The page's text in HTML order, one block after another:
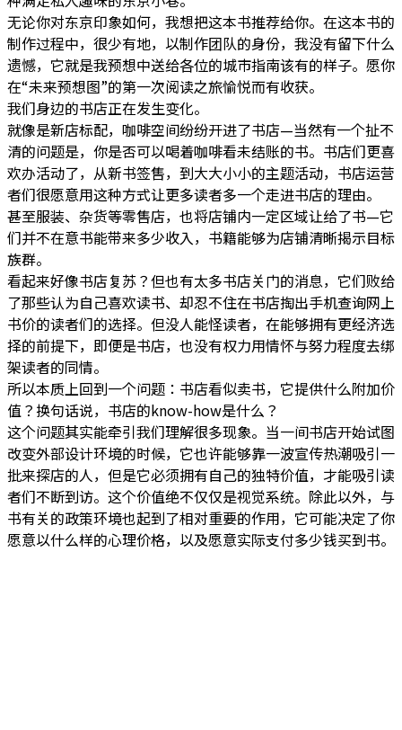
无论你对东京印象如何，我想把这本书推荐给你。在这本书的
制作过程中，很少有地，以制作团队的身份，我没有留下什么
遗憾，它就是我预想中送给各位的城市指南该有的样子。愿你
在“未来预想图”的第一次阅读之旅愉悦而有收获。
我们身边的书店正在发生变化。
就像是新店标配，咖啡空间纷纷开进了书店—当然有一个扯不
清的问题是，你是否可以喝着咖啡看未结账的书。书店们更喜
欢办活动了，从新书签售，到大大小小的主题活动，书店运营
者们很愿意用这种方式让更多读者多一个走进书店的理由。
甚至服装、杂货等零售店，也将店铺内一定区域让给了书—它
们并不在意书能带来多少收入，书籍能够为店铺清晰揭示目标
族群。
看起来好像书店复苏？但也有太多书店关门的消息，它们败给
了那些认为自己喜欢读书、却忍不住在书店掏出手机查询网上
书价的读者们的选择。但没人能怪读者，在能够拥有更经济选
择的前提下，即便是书店，也没有权力用情怀与努力程度去绑
架读者的同情。
所以本质上回到一个问题：书店看似卖书，它提供什么附加价
值？换句话说，书店的know-how是什么？
这个问题其实能牵引我们理解很多现象。当一间书店开始试图
改变外部设计环境的时候，它也许能够靠一波宣传热潮吸引一
批来探店的人，但是它必须拥有自己的独特价值，才能吸引读
者们不断到访。这个价值绝不仅仅是视觉系统。除此以外，与
书有关的政策环境也起到了相对重要的作用，它可能决定了你
愿意以什么样的心理价格，以及愿意实际支付多少钱买到书。